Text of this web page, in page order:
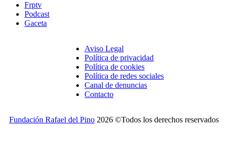
Frptv
Podcast
Gaceta
Aviso Legal
Política de privacidad
Política de cookies
Política de redes sociales
Canal de denuncias
Contacto
Fundación Rafael del Pino 2026 ©Todos los derechos reservados